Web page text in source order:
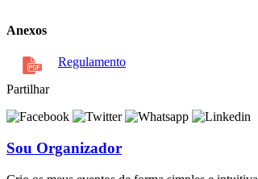
Anexos
Regulamento
Partilhar
Sou Organizador